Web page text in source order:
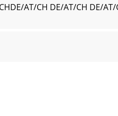
AT/CH DE/AT/CH DE/